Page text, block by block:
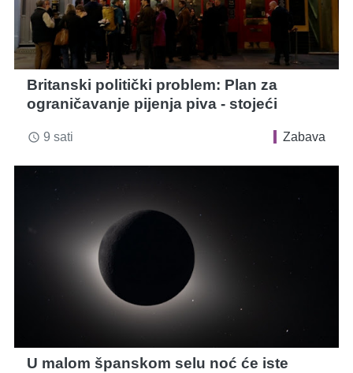
Britanski politički problem: Plan za
ograničavanje pijenja piva - stojeći
access_time 9 sati Zabava
U malom španskom selu noć će iste